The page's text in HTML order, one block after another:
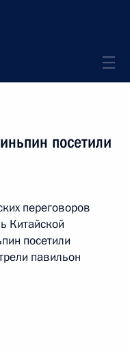
посетили
переговоров
Китайской
посетили
павильон